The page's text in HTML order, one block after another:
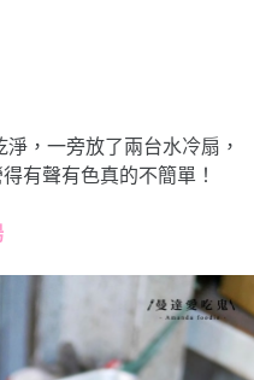
，一旁放了兩台水冷扇，
有聲有色真的不簡單！